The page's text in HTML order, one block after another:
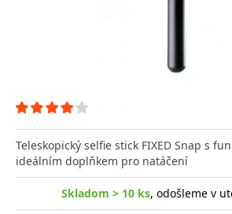
Teleskopický selfie stick FIXED Snap s
ideálním doplňkem pro natáčení
Skladom > 10 ks, odošleme v